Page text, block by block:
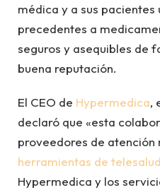
médica y a sus pacientes
precedentes a
seguros y asequibles de
buena reputación.
El CEO de Hypermedica,
declaró que «esta
proveedores de atención
herramientas de
Hypermedica y los